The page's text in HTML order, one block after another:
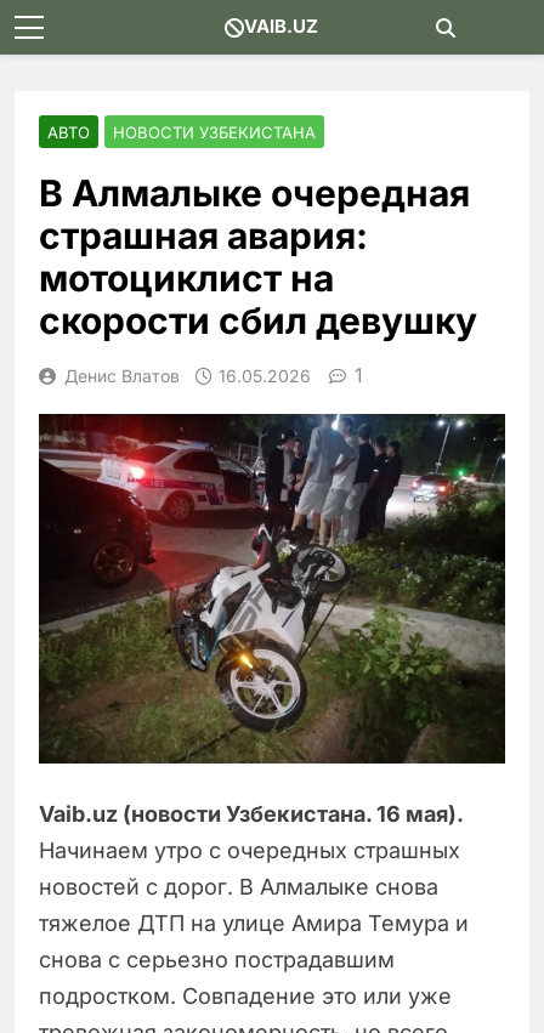
Skip
to
VAIB.UZ
АВТО НОВОСТИ УЗБЕКИСТАНА
В Алмалыке очередная
страшная авария:
мотоциклист на
скорости сбил девушку
Денис Влатов 16.05.2026 1
Vaib.uz (новости Узбекистана. 16 мая).
Начинаем утро с очередных страшных
новостей с дорог. В Алмалыке снова
тяжелое ДТП на улице Амира Темура и
снова с серьезно пострадавшим
подростком. Совпадение это или уже